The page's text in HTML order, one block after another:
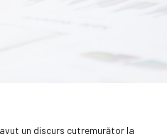
un discurs cutremurător la